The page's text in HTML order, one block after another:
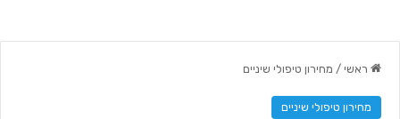
ראשי / מחירון טיפולי שיניים
מחירון טיפולי שיניים